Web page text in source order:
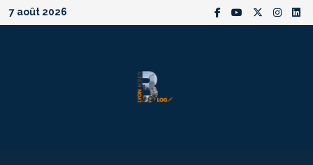
Passer
au
7 août 2026